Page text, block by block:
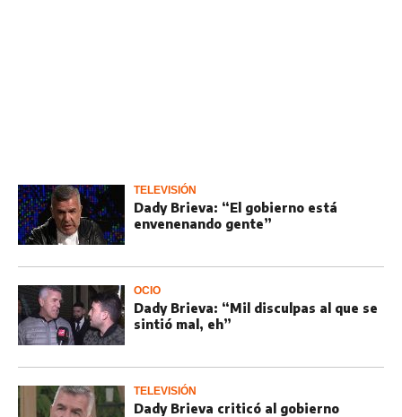
TELEVISIÓN
Dady Brieva: “El gobierno está
envenenando gente”
OCIO
Dady Brieva: “Mil disculpas al que se
sintió mal, eh”
TELEVISIÓN
Dady Brieva criticó al gobierno